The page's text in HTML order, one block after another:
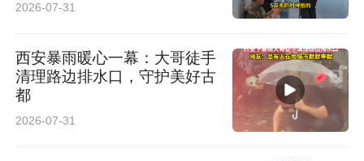
2026-07-31
西安暴雨暖心一幕：大哥徒手
清理路边排水口，守护美好古
都
2026-07-31